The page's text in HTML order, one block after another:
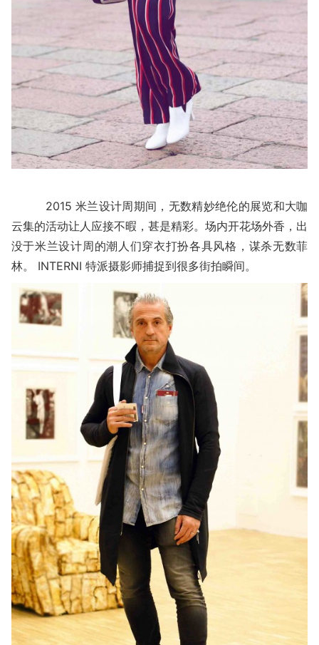
2015 米兰设计周期间，无数精妙绝伦的展览和大咖
云集的活动让人应接不暇，甚是精彩。场内开花场外香，出
没于米兰设计周的潮人们穿衣打扮各具风格，谋杀无数菲
林。 INTERNI 特派摄影师捕捉到很多街拍瞬间。